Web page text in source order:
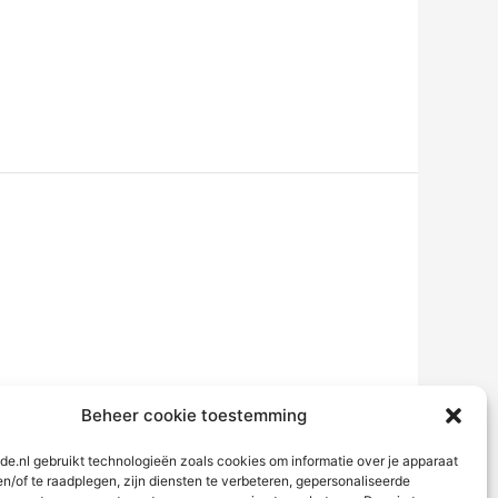
Beheer cookie toestemming
gebruikt technologieën zoals cookies om informatie over je apparaat
of te raadplegen, zijn diensten te verbeteren, gepersonaliseerde